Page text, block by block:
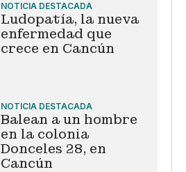
NOTICIA DESTACADA
Ludopatía, la nueva
enfermedad que
crece en Cancún
NOTICIA DESTACADA
Balean a un hombre
en la colonia
Donceles 28, en
Cancún